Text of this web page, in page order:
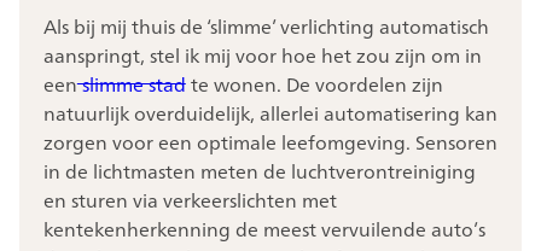
Als bij mij thuis de ‘slimme’ verlichting automatisch
aanspringt, stel ik mij voor hoe het zou zijn om in
eenslimme stadte wonen. De voordelen zijn
natuurlijk overduidelijk, allerlei automatisering kan
zorgen voor een optimale leefomgeving. Sensoren
in de lichtmasten meten de luchtverontreiniging
en sturen via verkeerslichten met
kentekenherkenning de meest vervuilende auto’s